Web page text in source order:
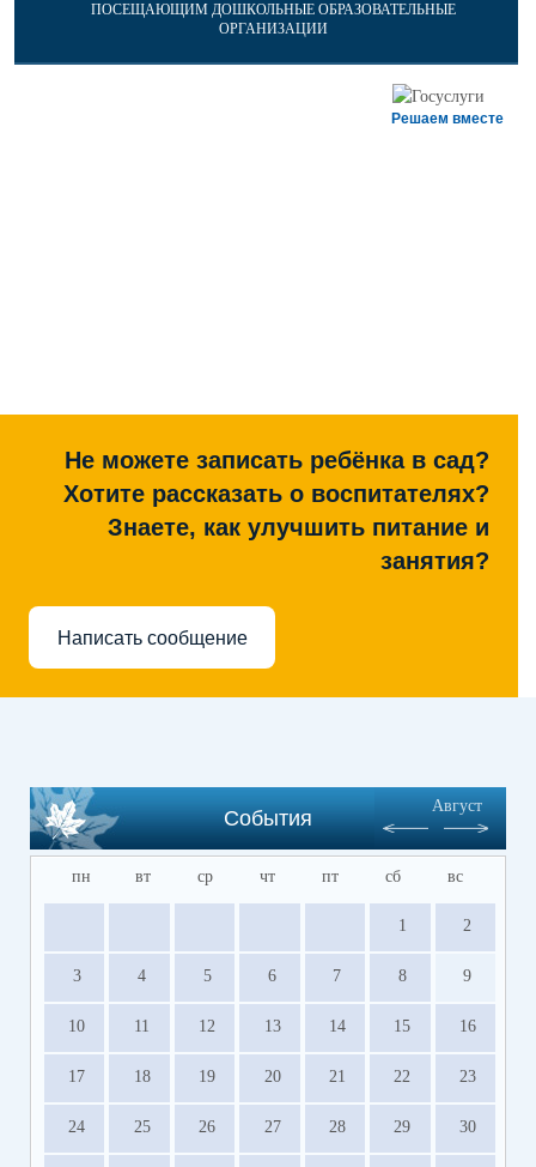
ПОСЕЩАЮЩИМ ДОШКОЛЬНЫЕ ОБРАЗОВАТЕЛЬНЫЕ
ОРГАНИЗАЦИИ
Решаем вместе
Не можете записать ребёнка в сад?
Хотите рассказать о воспитателях?
Знаете, как улучшить питание и
занятия?
Написать сообщение
События
Август
пн вт ср чт пт сб вс
1 2
3 4 5 6 7 8 9
10 11 12 13 14 15 16
17 18 19 20 21 22 23
24 25 26 27 28 29 30